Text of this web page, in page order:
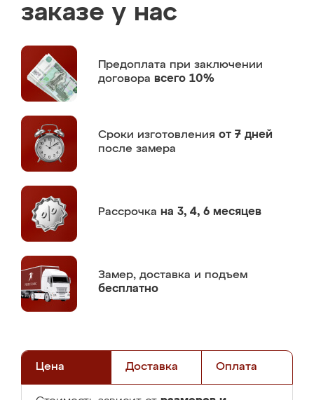
заказе у нас
Предоплата при заключении
договора всего 10%
Сроки изготовления от 7 дней
после замера
Рассрочка на 3, 4, 6 месяцев
Замер, доставка и подъем
бесплатно
Цена Доставка Оплата